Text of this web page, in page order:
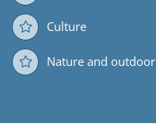
Culture
Nature and outdoor